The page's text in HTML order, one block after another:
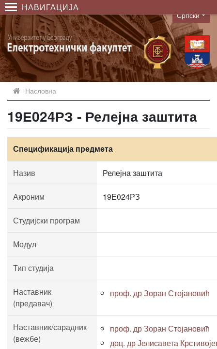
НАВИГАЦИЈА
Language
Српски
Насловна
19Е024РЗ - Релејна заштита
Спецификација предмета
Назив Релејна заштита
Акроним 19Е024РЗ
Студијски програм
Модул
Тип студија
Наставник
(предавач)
проф. др Зоран Стојановић
Наставник/сарадник
(вежбе)
проф. др Зоран Стојановић
доц. др Јелисавета